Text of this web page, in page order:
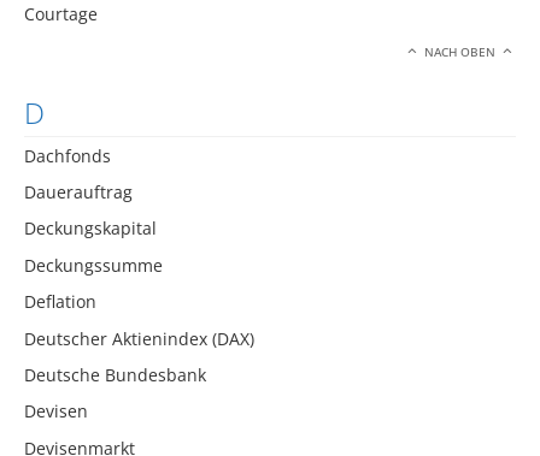
Courtage
NACH OBEN
D
Dachfonds
Dauerauftrag
Deckungskapital
Deckungssumme
Deflation
Deutscher Aktienindex (DAX)
Deutsche Bundesbank
Devisen
Devisenmarkt